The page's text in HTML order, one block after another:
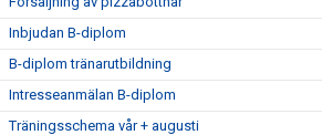
Inbjudan B-diplom
B-diplom tränarutbildning
Intresseanmälan B-diplom
Träningsschema vår + augusti